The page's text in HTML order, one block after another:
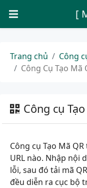
[
Trang chủ
Công
Công Cụ Tạo Mã
Công cụ
Công cụ Tạo Mã
URL nào. Nhập nội
lỗi, sau đó tải mã
đều diễn ra cục bộ